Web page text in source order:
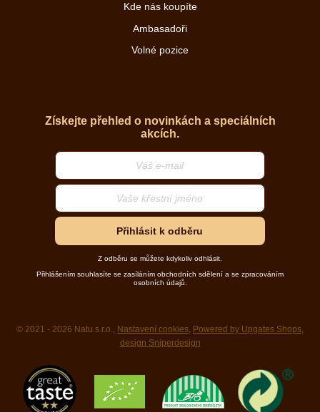
Kde nás koupíte
Ambasadoři
Volné pozice
Získejte přehled o novinkách a speciálních
akcích.
Přihlásit k odběru
Z odběru se můžete kdykoliv odhlásit.
Přihlášením souhlasíte se zasíláním obchodních sdělení a se zpracováním
osobních údajů.
© 2021 - 2026 Natu s.r.o., Nastavení cookies, Powered by Upgates Shops,
design Sniperdesign